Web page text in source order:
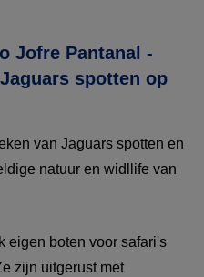
Jofre Pantanal -
spotten op
van Jaguars spotten en
natuur en widllife van
eigen boten voor safari's
zijn uitgerust met